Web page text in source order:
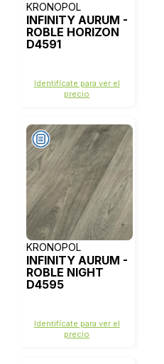
KRONOPOL
INFINITY AURUM -
ROBLE HORIZON
D4591
Identifícate para ver el
precio
KRONOPOL
INFINITY AURUM -
ROBLE NIGHT
D4595
Identifícate para ver el
precio